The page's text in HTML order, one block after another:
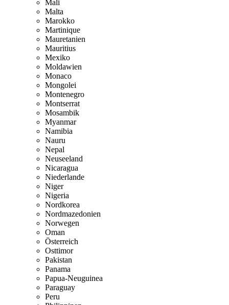
Mali
Malta
Marokko
Martinique
Mauretanien
Mauritius
Mexiko
Moldawien
Monaco
Mongolei
Montenegro
Montserrat
Mosambik
Myanmar
Namibia
Nauru
Nepal
Neuseeland
Nicaragua
Niederlande
Niger
Nigeria
Nordkorea
Nordmazedonien
Norwegen
Oman
Österreich
Osttimor
Pakistan
Panama
Papua-Neuguinea
Paraguay
Peru